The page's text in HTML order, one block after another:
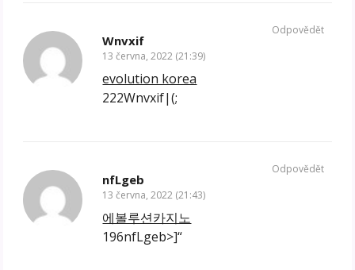
Wnvxif
13 června, 2022 (21:39)
evolution korea
222Wnvxif|(;
Odpovědět
nfLgeb
13 června, 2022 (21:43)
에볼루션카지노
196nfLgeb>]“
Odpovědět